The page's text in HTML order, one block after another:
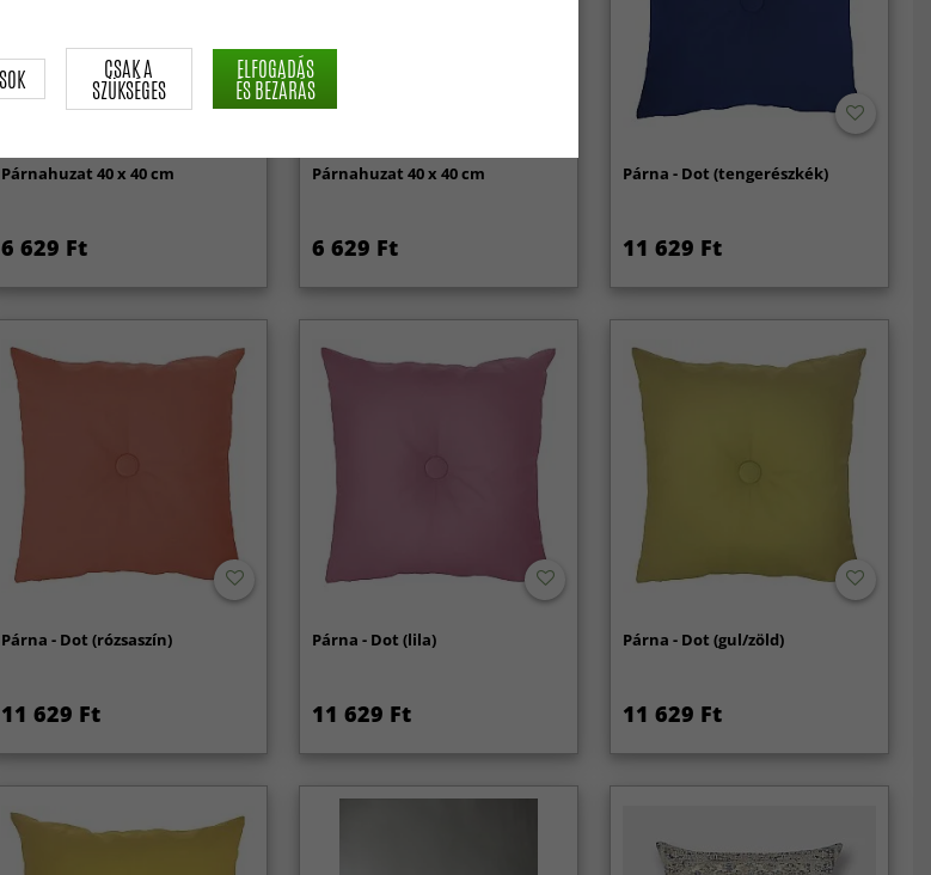
Párnahuzat 40 x 40 cm
6 629 Ft
Párnahuzat 40 x 40 cm
6 629 Ft
Párna - Dot (tengerészkék)
11 629 Ft
Párna - Dot (rózsaszín)
11 629 Ft
Párna - Dot (lila)
11 629 Ft
Párna - Dot (gul/zöld)
11 629 Ft
CSAK A
SZÜKSÉGES
ELFOGADÁS
ÉS BEZÁRÁS